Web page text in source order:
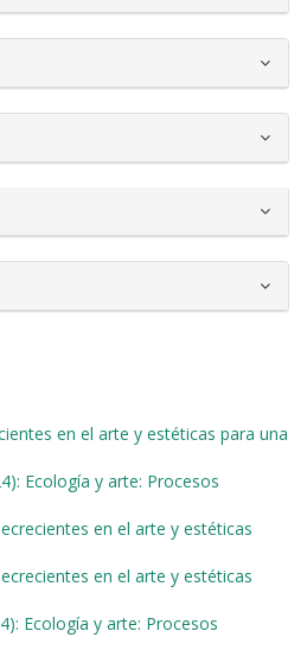
en el arte y estéticas para una
Ecología y arte: Procesos
en el arte y estéticas
en el arte y estéticas
Ecología y arte: Procesos